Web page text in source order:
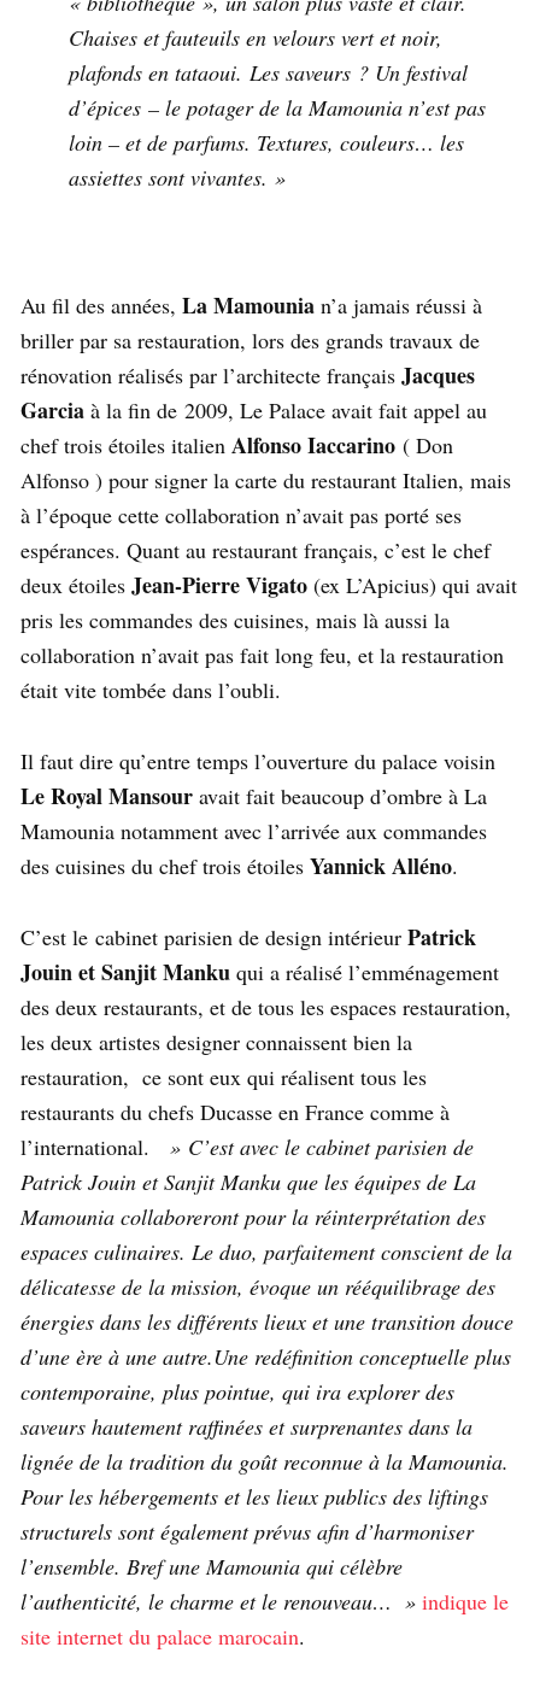
Chaises et fauteuils en velours vert et noir,
plafonds en tataoui. Les saveurs ? Un festival
d’épices – le potager de la Mamounia n’est pas
loin – et de parfums. Textures, couleurs… les
assiettes sont vivantes. »
Au fil des années, La Mamounia n’a jamais réussi à
briller par sa restauration, lors des grands travaux de
rénovation réalisés par l’architecte français Jacques
Garcia à la fin de 2009, Le Palace avait fait appel au
chef trois étoiles italien Alfonso Iaccarino ( Don
Alfonso ) pour signer la carte du restaurant Italien, mais
à l’époque cette collaboration n’avait pas porté ses
espérances. Quant au restaurant français, c’est le chef
deux étoiles Jean-Pierre Vigato (ex L’Apicius) qui avait
pris les commandes des cuisines, mais là aussi la
collaboration n’avait pas fait long feu, et la restauration
était vite tombée dans l’oubli.
Il faut dire qu’entre temps l’ouverture du palace voisin
Le Royal Mansour avait fait beaucoup d’ombre à La
Mamounia notamment avec l’arrivée aux commandes
des cuisines du chef trois étoiles Yannick Alléno.
C’est le cabinet parisien de design intérieur Patrick
Jouin et Sanjit Manku qui a réalisé l’emménagement
des deux restaurants, et de tous les espaces restauration,
les deux artistes designer connaissent bien la
restauration, ce sont eux qui réalisent tous les
restaurants du chefs Ducasse en France comme à
l’international.
» C’est avec le cabinet parisien de
Patrick Jouin et Sanjit Manku que les équipes de La
Mamounia collaboreront pour la réinterprétation des
espaces culinaires. Le duo, parfaitement conscient de la
délicatesse de la mission, évoque un rééquilibrage des
énergies dans les différents lieux et une transition douce
d’une ère à une autre.Une redéfinition conceptuelle plus
contemporaine, plus pointue, qui ira explorer des
saveurs hautement raffinées et surprenantes dans la
lignée de la tradition du goût reconnue à la Mamounia.
Pour les hébergements et les lieux publics des liftings
structurels sont également prévus afin d’harmoniser
l’ensemble. Bref une Mamounia qui célèbre
l’authenticité, le charme et le renouveau… » indique le
site internet du palace marocain.